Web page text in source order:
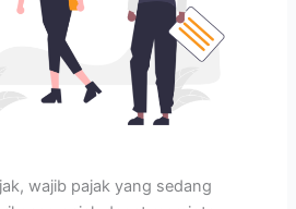
wajib pajak yang sedang